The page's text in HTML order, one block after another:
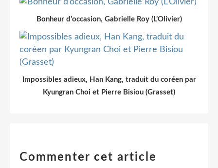
Bonheur d’occasion, Gabrielle Roy (L’Olivier)
Impossibles adieux, Han Kang, traduit du coréen par
Kyungran Choi et Pierre Bisiou (Grasset)
Commenter cet article